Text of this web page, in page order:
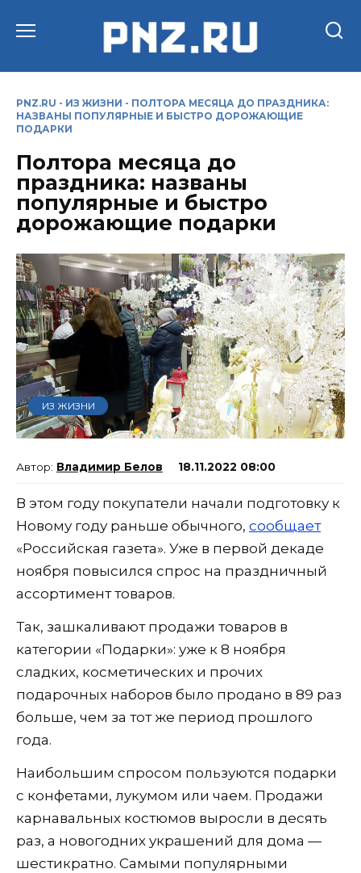
PNZ.RU - ИЗ ЖИЗНИ - ПОЛТОРА МЕСЯЦА ДО ПРАЗДНИКА:
НАЗВАНЫ ПОПУЛЯРНЫЕ И БЫСТРО ДОРОЖАЮЩИЕ
ПОДАРКИ
Полтора месяца до
праздника: названы
популярные и быстро
дорожающие подарки
ИЗ ЖИЗНИ
Владимир Белов 18.11.2022 08:00
В этом году покупатели начали подготовку к
Новому году раньше обычного, сообщает
«Российская газета». Уже в первой декаде
ноября повысился спрос на праздничный
ассортимент товаров.
Так, зашкаливают продажи товаров в
категории «Подарки»: уже к 8 ноября
сладких, косметических и прочих
подарочных наборов было продано в 89 раз
больше, чем за тот же период прошлого
года.
Наибольшим спросом пользуются подарки
с конфетами, лукумом или чаем. Продажи
карнавальных костюмов выросли в десять
раз, а новогодних украшений для дома —
шестикратно. Самыми популярными